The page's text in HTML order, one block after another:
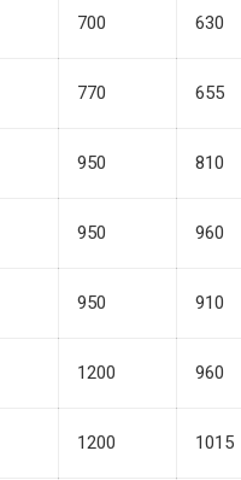
700 630
770 655
950 810
950 960
950 910
1200 960
1200 1015